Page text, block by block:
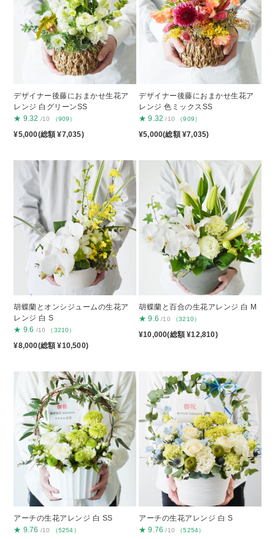
デザイナー後藤におまかせ生花ア
レンジ 白グリーンSS
★ 9.32 /10 （909）
¥5,000(総額 ¥7,035)
デザイナー後藤におまかせ生花ア
レンジ 色ミックスSS
★ 9.32 /10 （909）
¥5,000(総額 ¥7,035)
胡蝶蘭とオンシジュームの生花ア
レンジ 白 S
★ 9.6 /10 （3210）
¥8,000(総額 ¥10,500)
胡蝶蘭と百合の生花アレンジ 白 M
★ 9.6 /10 （3210）
¥10,000(総額 ¥12,810)
アーチの生花アレンジ 白 SS
★ 9.76 /10 （5254）
アーチの生花アレンジ 白 S
★ 9.76 /10 （5254）